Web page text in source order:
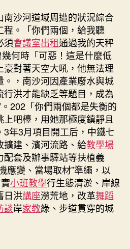
時
租
再
獲
份
量
級
聲
譽〉
中
南沙河道域周遭的狀況綜合
。「你們兩個，給我聽
須會議室出租通過我的天秤
何時「可惡！這是什麼低
對著天空大吼，他無法理
，南沙河因產業廢水與城
行洪才能缺乏等題目，成為
202「你們兩個都是失衡的
吧檯，用她那極度鎮靜且
年3月項目開工后，中鐵七
擴建、濱河流路、給教學場
配套及辦事驛站等扶植義
應變、當場取材”準繩，以
小班教學行生態清淤、岸線
日洪講座澇荒地，改革舞蹈
談岸家教綠、步道貫穿的城